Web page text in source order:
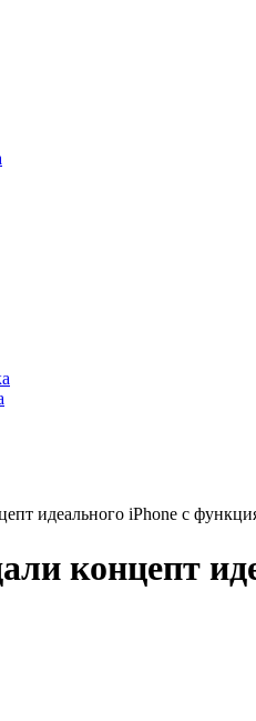
идеального iPhone с
концепт